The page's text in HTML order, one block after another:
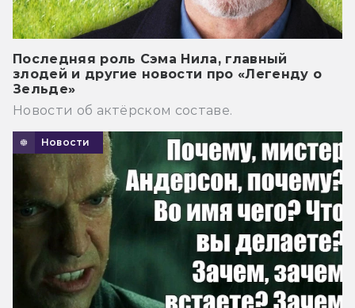
Последняя роль Сэма Нила, главный
злодей и другие новости про «Легенду о
Зельде»
Новости об актёрском составе.
Новости